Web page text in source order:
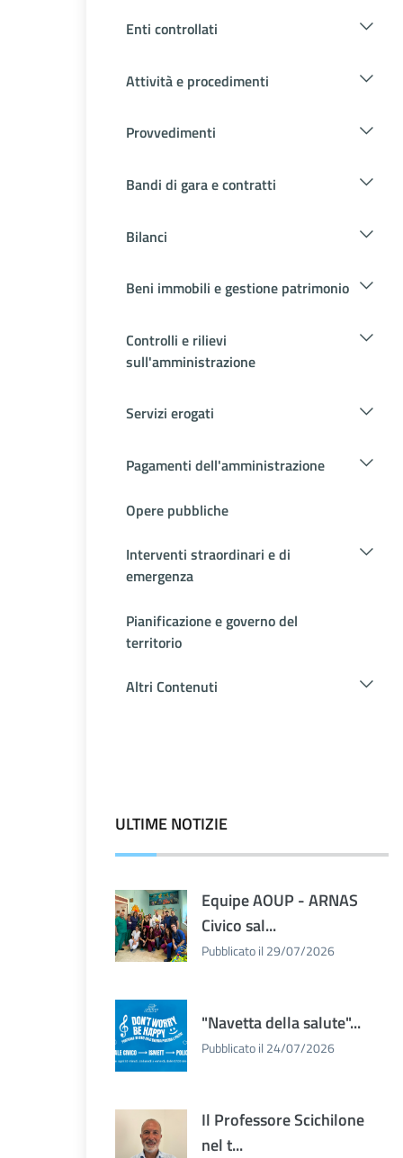
Enti controllati
Attività e procedimenti
Provvedimenti
Bandi di gara e contratti
Bilanci
Beni immobili e gestione patrimonio
Controlli e rilievi
sull'amministrazione
Servizi erogati
Pagamenti dell'amministrazione
Opere pubbliche
Interventi straordinari e di
emergenza
Pianificazione e governo del
territorio
Altri Contenuti
ULTIME NOTIZIE
Equipe AOUP - ARNAS
Civico sal...
Pubblicato il 29/07/2026
"Navetta della salute"...
Pubblicato il 24/07/2026
Il Professore Scichilone
nel t...